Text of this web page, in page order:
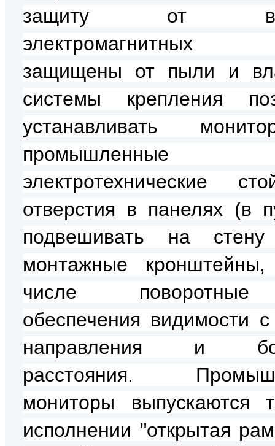
защиту от
электромагнитных
защищены от пыли и
системы крепления
устанавливать
электротехнические
отверстия в панелях (в
подвешивать на
монтажные
числе
обеспечения видимости
направления и
расстояния.
мониторы выпускаются
исполнении "открытая